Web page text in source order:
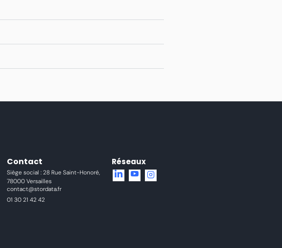
Contact
Siège social : 28 Rue Saint-Honoré,
78000 Versailles
contact@stordata.fr
01 30 21 42 42
Réseaux